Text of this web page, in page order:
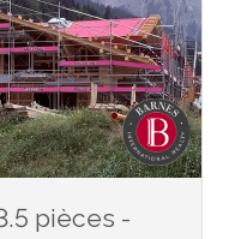
pièces -